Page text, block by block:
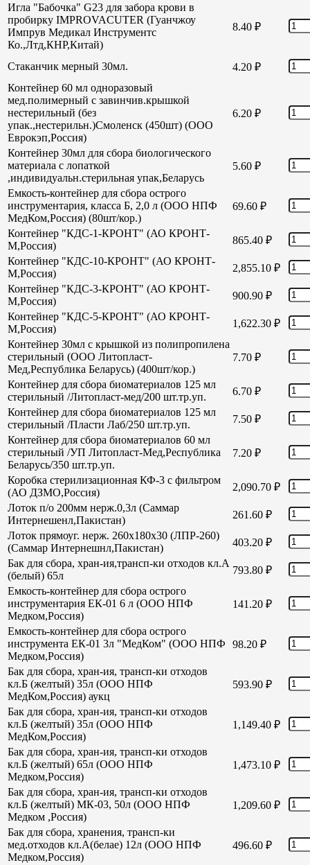
Игла "Бабочка" G23 для забора крови в
пробирку IMPROVACUTER (Гуанчжоу
Импрув Медикал Инструментс
Ко.,Лтд,КНР,Китай)
8.40 ₽
Стаканчик мерный 30мл. 4.20 ₽
Контейнер 60 мл одноразовый
мед.полимерный с завинчив.крышкой
нестерильный (без
упак.,нестерильн.)Смоленск (450шт) (ООО
Еврокэп,Россия)
6.20 ₽
Контейнер 30мл для сбора биологического
материала с лопаткой
,индивидуальн.стерильная упак,Беларусь
5.60 ₽
Емкость-контейнер для сбора острого
инструментария, класса Б, 2,0 л (ООО НПФ
МедКом,Россия) (80шт/кор.)
69.60 ₽
Контейнер "КДС-1-КРОНТ" (АО КРОНТ-
М,Россия)
865.40 ₽
Контейнер "КДС-10-КРОНТ" (АО КРОНТ-
М,Россия)
2,855.10 ₽
Контейнер "КДС-3-КРОНТ" (АО КРОНТ-
М,Россия)
900.90 ₽
Контейнер "КДС-5-КРОНТ" (АО КРОНТ-
М,Россия)
1,622.30 ₽
Контейнер 30мл с крышкой из полипропилена
стерильный (ООО Литопласт-
Мед,Республика Беларусь) (400шт/кор.)
7.70 ₽
Контейнер для сбора биоматериалов 125 мл
стерильный /Литопласт-мед/200 шт.тр.уп.
6.70 ₽
Контейнер для сбора биоматериалов 125 мл
стерильный /Пласти Лаб/250 шт.тр.уп.
7.50 ₽
Контейнер для сбора биоматериалов 60 мл
стерильный /УП Литопласт-Мед,Республика
Беларусь/350 шт.тр.уп.
7.20 ₽
Коробка стерилизационная КФ-3 с фильтром
(АО ДЗМО,Россия)
2,090.70 ₽
Лоток п/о 200мм нерж.0,3л (Саммар
Интернешенл,Пакистан)
261.60 ₽
Лоток прямоуг. нерж. 260х180х30 (ЛПР-260)
(Саммар Интернешнл,Пакистан)
403.20 ₽
Бак для сбора, хран-ия,трансп-ки отходов кл.А
(белый) 65л
793.80 ₽
Емкость-контейнер для сбора острого
инструментария ЕК-01 6 л (ООО НПФ
Медком,Россия)
141.20 ₽
Емкость-контейнер для сбора острого
инструмента ЕК-01 3л "МедКом" (ООО НПФ
Медком,Россия)
98.20 ₽
Бак для сбора, хран-ия, трансп-ки отходов
кл.Б (желтый) 35л (ООО НПФ
МедКом,Россия) аукц
593.90 ₽
Бак для сбора, хран-ия, трансп-ки отходов
кл.Б (желтый) 35л (ООО НПФ
МедКом,Россия)
1,149.40 ₽
Бак для сбора, хран-ия, трансп-ки отходов
кл.Б (желтый) 65л (ООО НПФ
Медком,Россия)
1,473.10 ₽
Бак для сбора, хран-ия, трансп-ки отходов
кл.Б (желтый) МК-03, 50л (ООО НПФ
Медком ,Россия)
1,209.60 ₽
Бак для сбора, хранения, трансп-ки
мед.отходов кл.А(белае) 12л (ООО НПФ
Медком,Россия)
496.60 ₽